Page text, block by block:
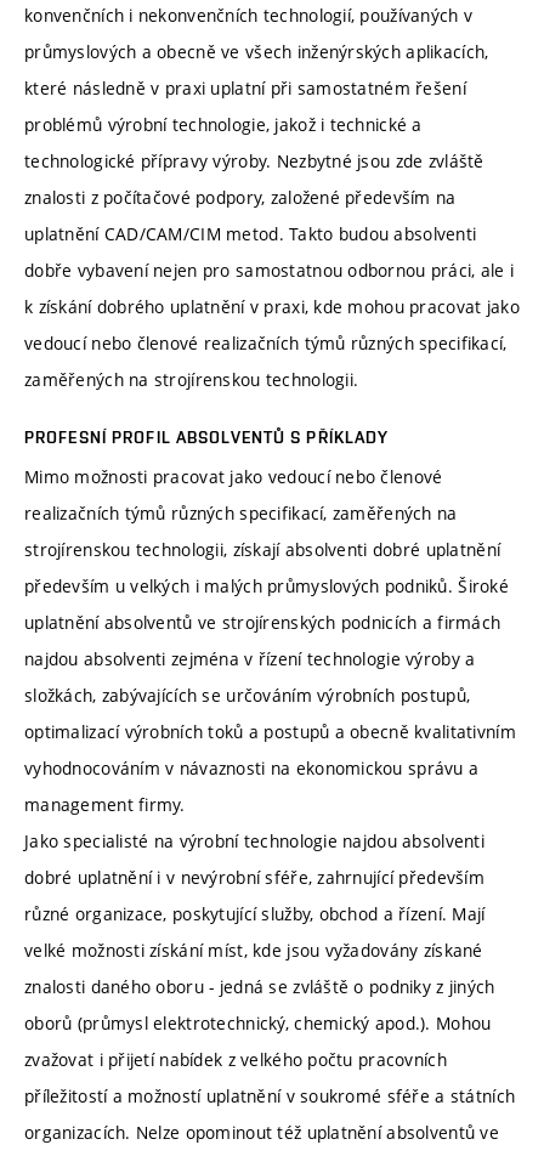
konvenčních i nekonvenčních technologií, používaných v
průmyslových a obecně ve všech inženýrských aplikacích,
které následně v praxi uplatní při samostatném řešení
problémů výrobní technologie, jakož i technické a
technologické přípravy výroby. Nezbytné jsou zde zvláště
znalosti z počítačové podpory, založené především na
uplatnění CAD/CAM/CIM metod. Takto budou absolventi
dobře vybavení nejen pro samostatnou odbornou práci, ale i
k získání dobrého uplatnění v praxi, kde mohou pracovat jako
vedoucí nebo členové realizačních týmů různých specifikací,
zaměřených na strojírenskou technologii.
PROFESNÍ PROFIL ABSOLVENTŮ S PŘÍKLADY
Mimo možnosti pracovat jako vedoucí nebo členové
realizačních týmů různých specifikací, zaměřených na
strojírenskou technologii, získají absolventi dobré uplatnění
především u velkých i malých průmyslových podniků. Široké
uplatnění absolventů ve strojírenských podnicích a firmách
najdou absolventi zejména v řízení technologie výroby a
složkách, zabývajících se určováním výrobních postupů,
optimalizací výrobních toků a postupů a obecně kvalitativním
vyhodnocováním v návaznosti na ekonomickou správu a
management firmy.
Jako specialisté na výrobní technologie najdou absolventi
dobré uplatnění i v nevýrobní sféře, zahrnující především
různé organizace, poskytující služby, obchod a řízení. Mají
velké možnosti získání míst, kde jsou vyžadovány získané
znalosti daného oboru - jedná se zvláště o podniky z jiných
oborů (průmysl elektrotechnický, chemický apod.). Mohou
zvažovat i přijetí nabídek z velkého počtu pracovních
příležitostí a možností uplatnění v soukromé sféře a státních
organizacích. Nelze opominout též uplatnění absolventů ve